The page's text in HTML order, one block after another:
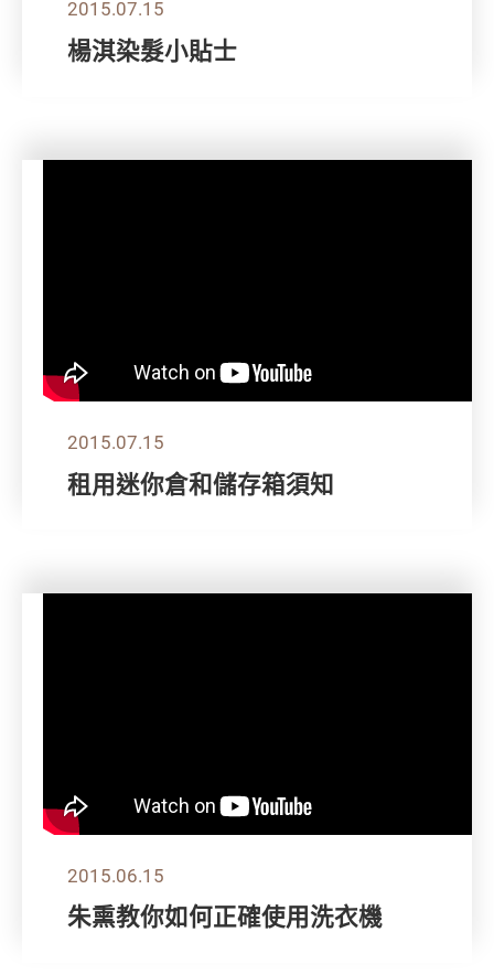
2015.07.15
楊淇染髮小貼士
2015.07.15
租用迷你倉和儲存箱須知
2015.06.15
朱熏教你如何正確使用洗衣機